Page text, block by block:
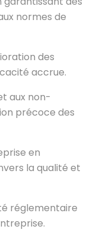
normes de
des
accrue.
aux non-
précoce des
en
la qualité et
réglementaire